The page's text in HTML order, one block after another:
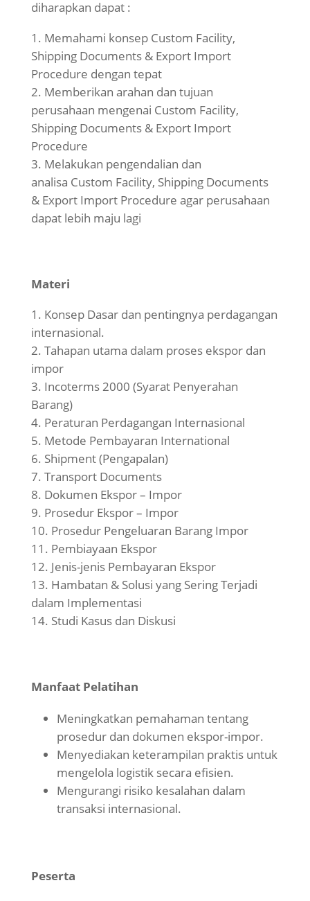
diharapkan dapat :
Memahami konsep Custom Facility,
Shipping Documents & Export Import
Procedure dengan tepat
Memberikan arahan dan tujuan
perusahaan mengenai Custom Facility,
Shipping Documents & Export Import
Procedure
Melakukan pengendalian dan
analisa Custom Facility, Shipping Documents
& Export Import Procedure agar perusahaan
dapat lebih maju lagi
Materi
Konsep Dasar dan pentingnya perdagangan
internasional.
Tahapan utama dalam proses ekspor dan
impor
Incoterms 2000 (Syarat Penyerahan
Barang)
Peraturan Perdagangan Internasional
Metode Pembayaran International
Shipment (Pengapalan)
Transport Documents
Dokumen Ekspor – Impor
Prosedur Ekspor – Impor
Prosedur Pengeluaran Barang Impor
Pembiayaan Ekspor
Jenis-jenis Pembayaran Ekspor
Hambatan & Solusi yang Sering Terjadi
dalam Implementasi
Studi Kasus dan Diskusi
Manfaat Pelatihan
Meningkatkan pemahaman tentang
prosedur dan dokumen ekspor-impor.
Menyediakan keterampilan praktis untuk
mengelola logistik secara efisien.
Mengurangi risiko kesalahan dalam
transaksi internasional.
Peserta